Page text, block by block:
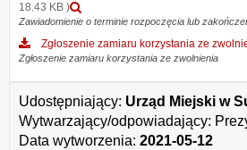
18.43 KB )
załącznika
Zawiadomienie
terminie
rozpoczęcia
lub
zakończenia
zwolnienia
Zawiadomienie o terminie rozpoczęcia lub
Zgłoszenie zamiaru korzystania ze
Zgłoszenie zamiaru korzystania ze zwolnienia
Udostępniający: Urząd Miejski w
Wytwarzający/odpowiadający:
Data wytworzenia: 2021-05-12